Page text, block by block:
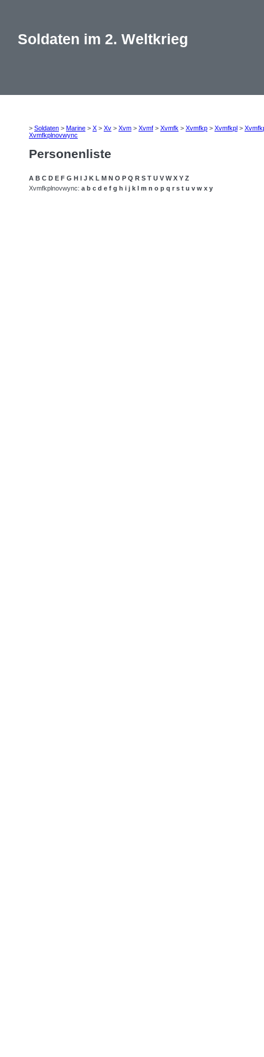
Soldaten im 2. Weltkrieg
> Soldaten > Marine > X > Xv > Xvm > Xvmf > Xvmfk > Xvmfkp > Xvmfkpl >
Xvmfkplnovwync
Personenliste
A B C D E F G H I J K L M N O P Q R S T U V W X Y Z
Xvmfkplnovwync: a b c d e f g h i j k l m n o p q r s t u v w x y